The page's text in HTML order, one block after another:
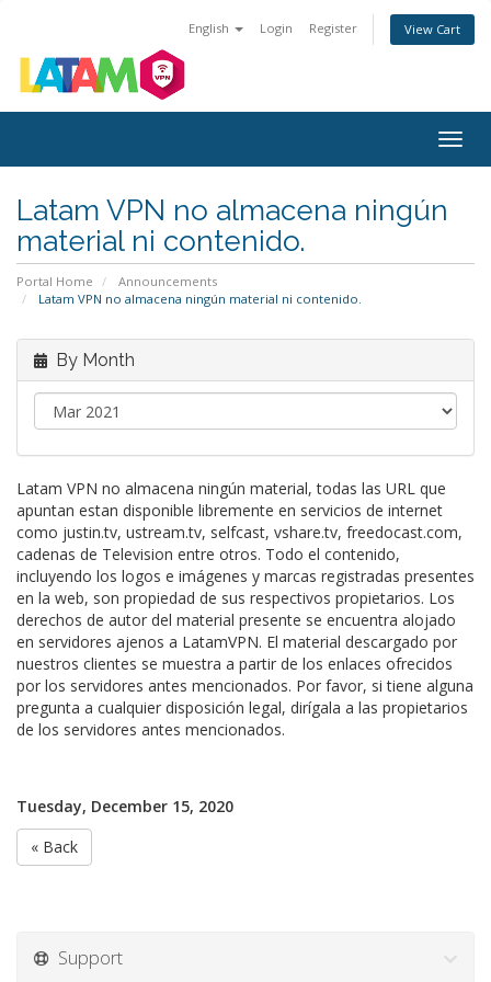
English Login Register View Cart
Latam VPN no almacena ningún
material ni contenido.
Portal Home
Announcements
Latam VPN no almacena ningún material ni contenido.
By Month
Latam VPN no almacena ningún material, todas las URL que
apuntan estan disponible libremente en servicios de internet
como justin.tv, ustream.tv, selfcast, vshare.tv, freedocast.com,
cadenas de Television entre otros. Todo el contenido,
incluyendo los logos e imágenes y marcas registradas presentes
en la web, son propiedad de sus respectivos propietarios. Los
derechos de autor del material presente se encuentra alojado
en servidores ajenos a LatamVPN. El material descargado por
nuestros clientes se muestra a partir de los enlaces ofrecidos
por los servidores antes mencionados. Por favor, si tiene alguna
pregunta a cualquier disposición legal, dirígala a las propietarios
de los servidores antes mencionados.
Tuesday, December 15, 2020
« Back
Support